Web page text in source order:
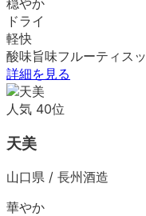
ドライ
軽快
酸味旨味フルーティ ス
詳細を見る
人気 40位
天美
山口県 / 長州酒造
華やか